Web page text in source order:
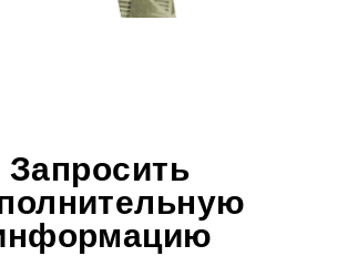
Запросить